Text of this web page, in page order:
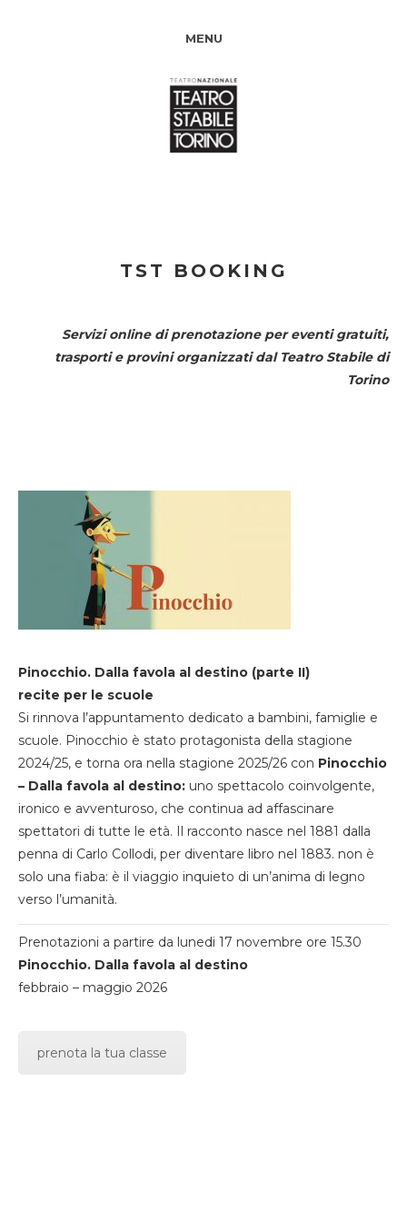
MENU
TST BOOKING
Servizi online di prenotazione per eventi gratuiti,
trasporti e provini organizzati dal Teatro Stabile di
Torino
Pinocchio. Dalla favola al destino (parte II)
recite per le scuole
Si rinnova l’appuntamento dedicato a bambini, famiglie e
scuole. Pinocchio è stato protagonista della stagione
2024/25, e torna ora nella stagione 2025/26 con Pinocchio
– Dalla favola al destino: uno spettacolo coinvolgente,
ironico e avventuroso, che continua ad affascinare
spettatori di tutte le età. Il racconto nasce nel 1881 dalla
penna di Carlo Collodi, per diventare libro nel 1883. non è
solo una fiaba: è il viaggio inquieto di un’anima di legno
verso l’umanità.
Prenotazioni a partire da lunedi 17 novembre ore 15.30
Pinocchio. Dalla favola al destino
febbraio – maggio 2026
prenota la tua classe